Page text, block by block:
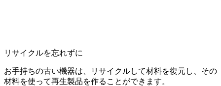
リサイクルを忘れずに
お手持ちの古い機器は、リサイクルして材料を復元し、その
材料を使って再生製品を作ることができます。